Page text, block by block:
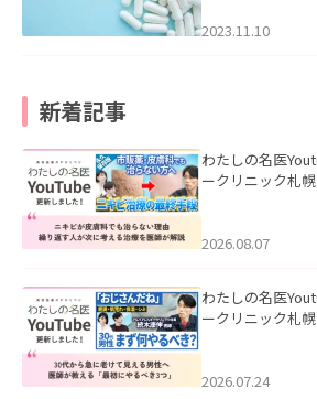
2023.11.10
新着記事
わたしの名医
ークリニック札
ました。
2026.08.07
わたしの名医
ークリニック札
た。
2026.07.24